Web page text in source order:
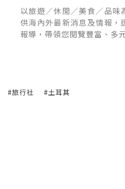
以旅遊／休閒／美食／品味
供海內外最新消息及情報，
報導，帶領您閱覽豐富、多
#旅行社 #土耳其